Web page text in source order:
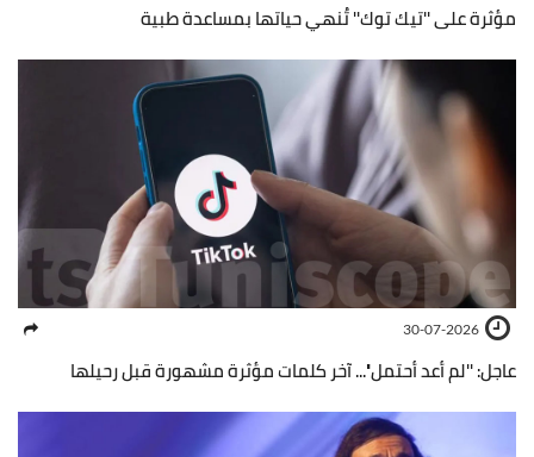
مؤثرة على ''تيك توك'' تُنهي حياتها بمساعدة طبية
30-07-2026
عاجل: ''لم أعد أحتمل''... آخر كلمات مؤثرة مشهورة قبل رحيلها